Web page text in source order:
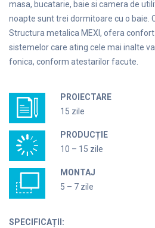
masa, bucatarie, baie si camera de
noapte sunt trei dormitoare cu o baie.
Structura metalica MEXI, ofera
sistemelor care ating cele mai inalte
fonica, conform atestarilor facute.
PROIECTARE
15 zile
PRODUCȚIE
10 – 15 zile
MONTAJ
5 – 7 zile
SPECIFICAȚII: